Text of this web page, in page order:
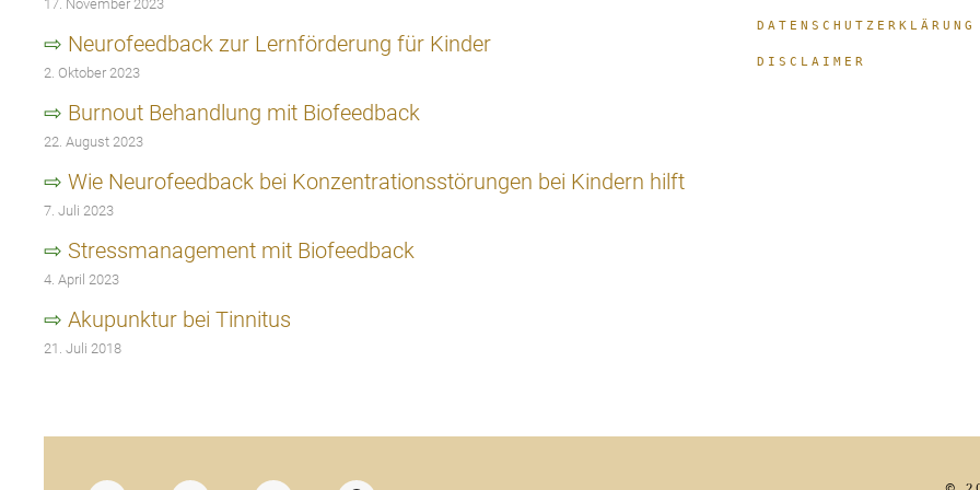
17. November 2023
Neurofeedback zur Lernförderung für Kinder
2. Oktober 2023
Burnout Behandlung mit Biofeedback
22. August 2023
Wie Neurofeedback bei Konzentrationsstörungen bei Kindern hilft
7. Juli 2023
Stressmanagement mit Biofeedback
4. April 2023
Akupunktur bei Tinnitus
21. Juli 2018
DATENSCHUTZERKLÄRUNG
DISCLAIMER